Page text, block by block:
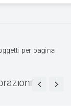
per pagina